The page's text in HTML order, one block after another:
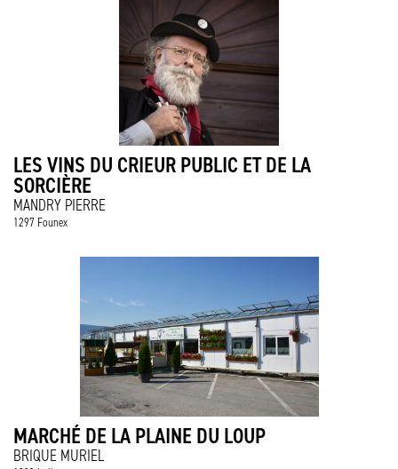
LES VINS DU CRIEUR PUBLIC ET DE LA
SORCIÈRE
MANDRY PIERRE
1297 Founex
MARCHÉ DE LA PLAINE DU LOUP
BRIQUE MURIEL